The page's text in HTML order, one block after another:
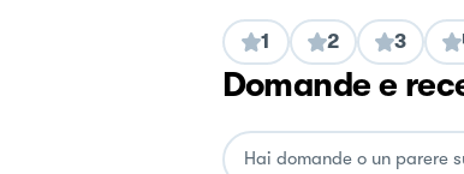
1 2 3
Domande e